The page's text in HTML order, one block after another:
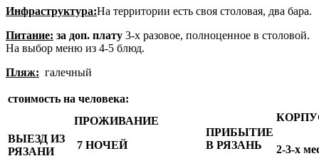
Инфраструктура:На территории есть своя столовая, два бара.
Питание: за доп. плату 3-х разовое, полноценное в столовой.
На выбор меню из 4-5 блюд.
Пляж: галечный
стоимость на человека:
ВЫЕЗД ИЗ
РЯЗАНИ
ПРОЖИВАНИЕ
7 НОЧЕЙ
ПРИБЫТИЕ
В РЯЗАНЬ
2-3-х